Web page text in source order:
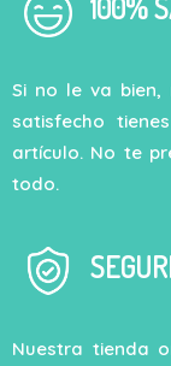
100%
Si no le va
satisfecho
artículo. No te
todo.
Nuestra tienda